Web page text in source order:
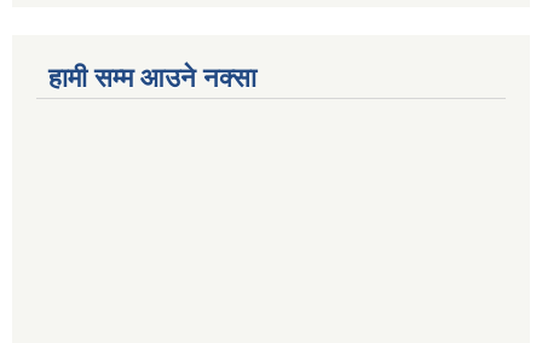
हामी सम्म आउने नक्सा